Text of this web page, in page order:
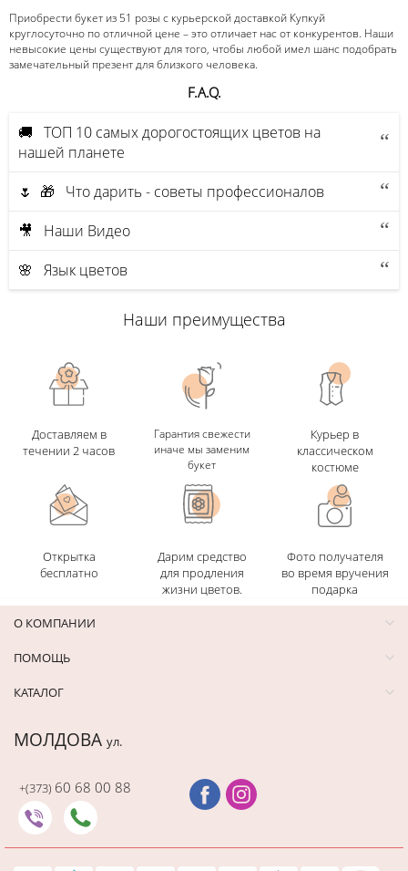
Приобрести букет из 51 розы с курьерской доставкой Купкуй
круглосуточно по отличной цене – это отличает нас от конкурентов. Наши
невысокие цены существуют для того, чтобы любой имел шанс подобрать
замечательный презент для близкого человека.
F.A.Q.
🚚 ТОП 10 самых дорогостоящих цветов на
нашей планете
🌷 🎁 Что дарить - советы профессионалов
🎥 Наши Видео
🌸 Язык цветов
Наши преимущества
Доставляем в
течении 2 часов
Гарантия свежести
иначе мы заменим
букет
Курьер в
классическом
костюме
Открытка
бесплатно
Дарим средство
для продления
жизни цветов.
Фото получателя
во время вручения
подарка
О КОМПАНИИ
ПОМОЩЬ
КАТАЛОГ
МОЛДОВА ул.
+(373) 60 68 00 88